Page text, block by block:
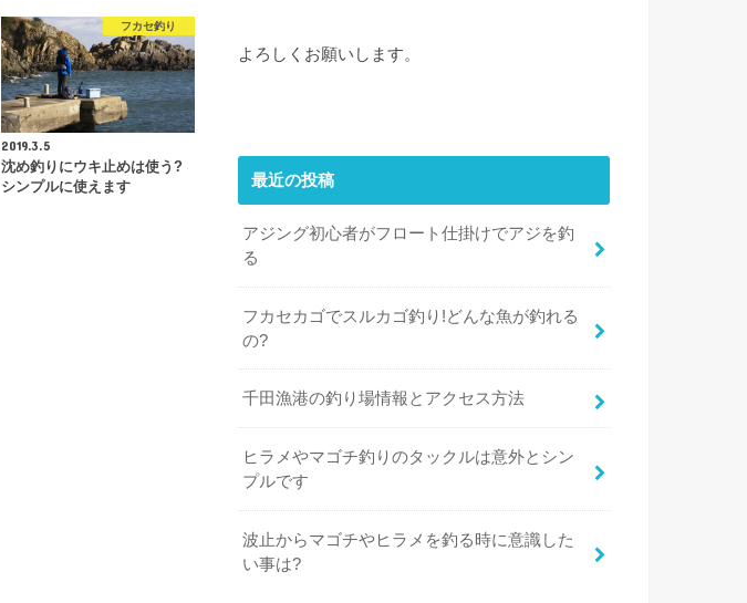
フカセ釣り
2019.3.5
沈め釣りにウキ止めは使う?
シンプルに使えます
よろしくお願いします。
最近の投稿
アジング初心者がフロート仕掛けでアジを釣
る
フカセカゴでスルカゴ釣り!どんな魚が釣れる
の?
千田漁港の釣り場情報とアクセス方法
ヒラメやマゴチ釣りのタックルは意外とシン
プルです
波止からマゴチやヒラメを釣る時に意識した
い事は?